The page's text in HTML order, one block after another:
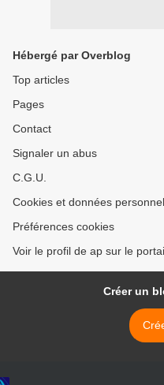
Hébergé par Overblog
Top articles
Pages
Contact
Signaler un abus
C.G.U.
Cookies et données
Préférences cookies
Voir le profil de ap sur le
Créer un